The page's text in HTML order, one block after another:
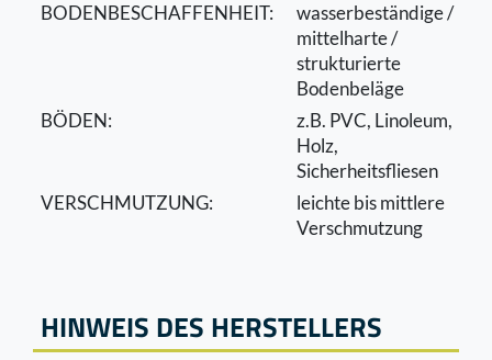
BODENBESCHAFFENHEIT:
wasserbeständige /
mittelharte /
strukturierte
Bodenbeläge
BÖDEN:
z.B. PVC, Linoleum,
Holz,
Sicherheitsﬂiesen
VERSCHMUTZUNG:
leichte bis mittlere
Verschmutzung
HINWEIS DES HERSTELLERS